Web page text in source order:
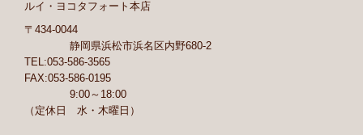
ルイ・ヨコタフォート本店
〒434-0044
静岡県浜松市浜名区内野680-2
TEL:053-586-3565
FAX:053-586-0195
9:00～18:00
（定休日 水・木曜日）